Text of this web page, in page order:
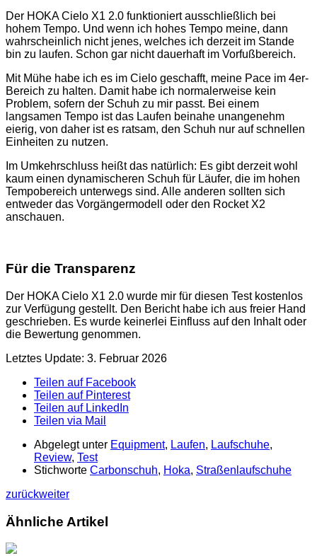
Der HOKA Cielo X1 2.0 funktioniert ausschließlich bei
hohem Tempo. Und wenn ich hohes Tempo meine, dann
wahrscheinlich nicht jenes, welches ich derzeit im Stande
bin zu laufen. Schon gar nicht dauerhaft im Vorfußbereich.
Mit Mühe habe ich es im Cielo geschafft, meine Pace im 4er-
Bereich zu halten. Damit habe ich normalerweise kein
Problem, sofern der Schuh zu mir passt. Bei einem
langsamen Tempo ist das Laufen beinahe unangenehm
eierig, von daher ist es ratsam, den Schuh nur auf schnellen
Einheiten zu nutzen.
Im Umkehrschluss heißt das natürlich: Es gibt derzeit wohl
kaum einen dynamischeren Schuh für Läufer, die im hohen
Tempobereich unterwegs sind. Alle anderen sollten sich
entweder das Vorgängermodell oder den Rocket X2
anschauen.
Für die Transparenz
Der HOKA Cielo X1 2.0 wurde mir für diesen Test kostenlos
zur Verfügung gestellt. Den Bericht habe ich aus freier Hand
geschrieben. Es wurde keinerlei Einfluss auf den Inhalt oder
die Bewertung genommen.
Letztes Update: 3. Februar 2026
Teilen auf Facebook
Teilen auf Pinterest
Teilen auf LinkedIn
Teilen via Mail
Abgelegt unter Equipment, Laufen, Laufschuhe,
Review, Test
Stichworte Carbonschuh, Hoka, Straßenlaufschuhe
zurückweiter
Ähnliche Artikel